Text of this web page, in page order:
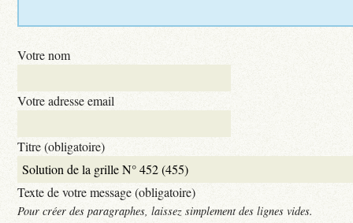
Votre nom
Votre adresse email
Titre (obligatoire)
Texte de votre message (obligatoire)
Pour créer des paragraphes, laissez simplement des lignes vides.